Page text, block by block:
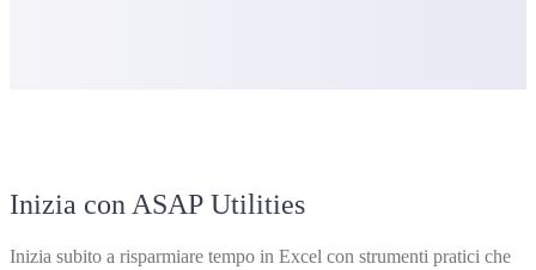
Inizia con ASAP Utilities
Inizia subito a risparmiare tempo in Excel con strumenti pratici che